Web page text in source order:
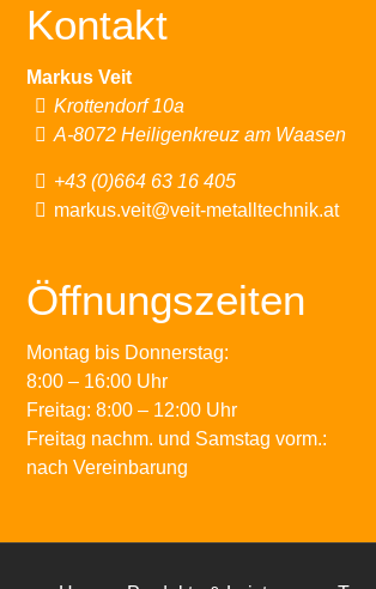
Kontakt
Markus Veit
Krottendorf 10a
A-8072 Heiligenkreuz am Waasen
+43 (0)664 63 16 405
markus.veit@veit-metalltechnik.at
Öffnungszeiten
Montag bis Donnerstag:
8:00 – 16:00 Uhr
Freitag: 8:00 – 12:00 Uhr
Freitag nachm. und Samstag vorm.:
nach Vereinbarung